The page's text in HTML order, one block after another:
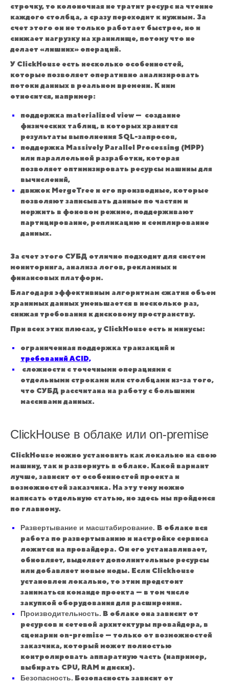
строчку, то колоночная не тратит ресурс на чтение
каждого столбца, а сразу переходит к нужным. За
счет этого он не только работает быстрее, но и
снижает нагрузку на хранилище, потому что не
делает «лишних» операций.
У ClickHouse есть несколько особенностей,
которые позволяет оперативно анализировать
потоки данных в реальном времени. К ним
относится, например:
поддержка materialized view — создание
физических таблиц, в которых хранятся
результаты выполнения SQL-запросов,
поддержка Massively Parallel Processing (MPP)
или параллельной разработки, которая
позволяет оптимизировать ресурсы машины для
вычислений,
движок MergeTree и его производные, которые
позволяют записывать данные по частям и
мержить в фоновом режиме, поддерживают
партицирование, репликацию и семплирование
данных.
За счет этого СУБД отлично подходит для систем
мониторинга, анализа логов, рекламных и
финансовых платформ.
Благодаря эффективным алгоритмам сжатия объем
хранимых данных уменьшается в несколько раз,
снижая требования к дисковому пространству.
При всех этих плюсах, у ClickHouse есть и минусы:
ограниченная поддержка транзакций и
требований ACID,
сложности с точечными операциями с
отдельными строками или столбцами из-за того,
что СУБД рассчитана на работу с большими
массивами данных.
ClickHouse в облаке или on-premise
ClickHouse можно установить как локально на свою
машину, так и развернуть в облаке. Какой вариант
лучше, зависит от особенностей проекта и
возможностей заказчика. На эту тему можно
написать отдельную статью, но здесь мы пройдемся
по главному.
Развертывание и масштабирование. В облаке вся
работа по развертыванию и настройке сервиса
ложится на провайдера. Он его устанавливает,
обновляет, выделяет дополнительные ресурсы
или добавляет новые ноды. Если Clickhouse
установлен локально, то этим предстоит
заниматься команде проекта — в том числе
закупкой оборудования для расширения.
Производительность. В облаке она зависит от
ресурсов и сетевой архитектуры провайдера, в
сценарии on-premise — только от возможностей
заказчика, который может полностью
контролировать аппаратную часть (например,
выбирать CPU, RAM и диски).
Безопасность. Безопасность зависит от